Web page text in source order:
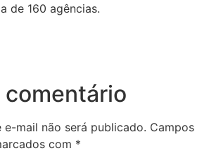
de 160 agências.
comentário
e-mail não será publicado. Campos
com *